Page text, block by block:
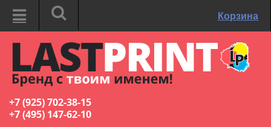
Корзина
+7 (925) 702-38-15
+7 (495) 147-62-10